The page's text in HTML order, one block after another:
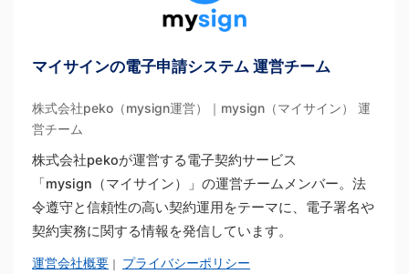
マイサインの電子申請システム 運営チーム
株式会社peko（mysign運営）｜mysign（マイサイン） 運
営チーム
株式会社pekoが運営する電子契約サービス
「mysign（マイサイン）」の運営チームメンバー。法
令遵守と信頼性の高い契約運用をテーマに、電子署名や
契約実務に関する情報を発信しています。
運営会社概要 ｜ プライバシーポリシー